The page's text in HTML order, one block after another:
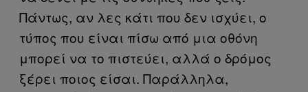
Πάντως, αν λες κάτι που δεν ισχύει, ο
τύπος που είναι πίσω από μια οθόνη
μπορεί να το πιστεύει, αλλά ο δρόμος
ξέρει ποιος είσαι. Παράλληλα,